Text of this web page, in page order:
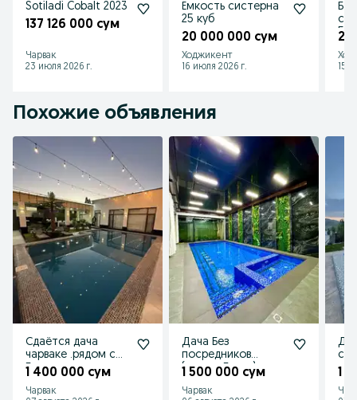
Sotiladi Cobalt 2023
137 126 000 сум
Чарвак
23 июля 2026 г.
Ёмкость систерна
25 куб
20 000 000 сум
Ходжикент
16 июля 2026 г.
5
2
15
Похожие объявления
Сдаётся дача
чарваке .рядом с
Бочки
1 400 000 сум
Чарвак
Дача Без
посредников
(чарвак Бочка)
Faqat oila, kamchilik
1 500 000 сум
Чарвак
1